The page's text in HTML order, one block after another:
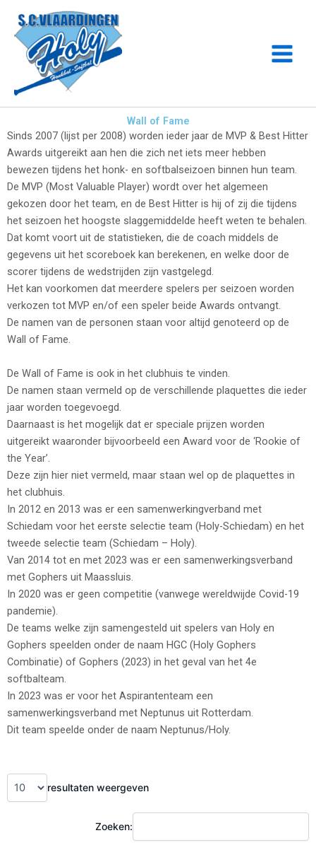
naar
inhoud
Wall of Fame
Sinds 2007 (lijst per 2008) worden ieder jaar de MVP & Best Hitter
Awards uitgereikt aan hen die zich net iets meer hebben
bewezen tijdens het honk- en softbalseizoen binnen hun team.
De MVP (Most Valuable Player) wordt over het algemeen
gekozen door het team, en de Best Hitter is hij of zij die tijdens
het seizoen het hoogste slaggemiddelde heeft weten te behalen.
Dat komt voort uit de statistieken, die de coach middels de
gegevens uit het scoreboek kan berekenen, en welke door de
scorer tijdens de wedstrijden zijn vastgelegd.
Het kan voorkomen dat meerdere spelers per seizoen worden
verkozen tot MVP en/of een speler beide Awards ontvangt.
De namen van de personen staan voor altijd genoteerd op de
Wall of Fame.
De Wall of Fame is ook in het clubhuis te vinden.
De namen staan vermeld op de verschillende plaquettes die ieder
jaar worden toegevoegd.
Daarnaast is het mogelijk dat er speciale prijzen worden
uitgereikt waaronder bijvoorbeeld een Award voor de ‘Rookie of
the Year’.
Deze zijn hier niet vermeld, maar staan wel op de plaquettes in
het clubhuis.
In 2012 en 2013 was er een samenwerkingverband met
Schiedam voor het eerste selectie team (Holy-Schiedam) en het
tweede selectie team (Schiedam – Holy).
Van 2014 tot en met 2023 was er een samenwerkingsverband
met Gophers uit Maassluis.
In 2020 was er geen competitie (vanwege wereldwijde Covid-19
pandemie).
De teams welke zijn samengesteld uit spelers van Holy en
Gophers speelden onder de naam HGC (Holy Gophers
Combinatie) of Gophers (2023) in het geval van het 4e
softbalteam.
In 2023 was er voor het Aspirantenteam een
samenwerkingsverband met Neptunus uit Rotterdam.
Dit team speelde onder de naam Neptunus/Holy.
resultaten weergeven
Zoeken: